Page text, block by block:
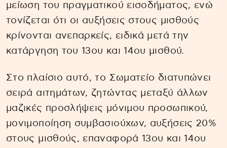
μείωση του πραγματικού εισοδήματος, ενώ
τονίζεται ότι οι αυξήσεις στους μισθούς
κρίνονται ανεπαρκείς, ειδικά μετά την
κατάργηση του 13ου και 14ου μισθού.
Στο πλαίσιο αυτό, το Σωματείο διατυπώνει
σειρά αιτημάτων, ζητώντας μεταξύ άλλων
μαζικές προσλήψεις μόνιμου προσωπικού,
μονιμοποίηση συμβασιούχων, αυξήσεις 20%
στους μισθούς, επαναφορά 13ου και 14ου